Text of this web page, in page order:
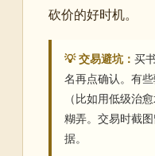
砍价的好时机。
💡 交易避坑： 买
名再点确认。有
（比如用低级治
糊弄。交易时截
据。